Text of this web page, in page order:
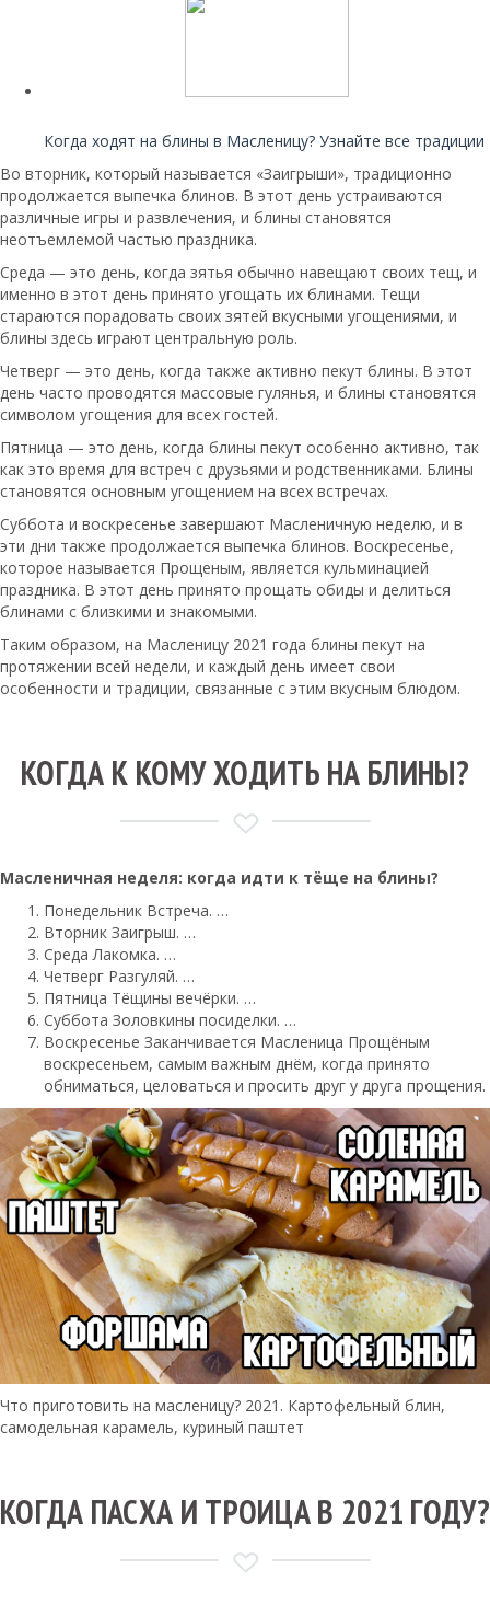
Когда ходят на блины в Масленицу? Узнайте все традиции
Во вторник, который называется «Заигрыши», традиционно
продолжается выпечка блинов. В этот день устраиваются
различные игры и развлечения, и блины становятся
неотъемлемой частью праздника.
Среда — это день, когда зятья обычно навещают своих тещ, и
именно в этот день принято угощать их блинами. Тещи
стараются порадовать своих зятей вкусными угощениями, и
блины здесь играют центральную роль.
Четверг — это день, когда также активно пекут блины. В этот
день часто проводятся массовые гулянья, и блины становятся
символом угощения для всех гостей.
Пятница — это день, когда блины пекут особенно активно, так
как это время для встреч с друзьями и родственниками. Блины
становятся основным угощением на всех встречах.
Суббота и воскресенье завершают Масленичную неделю, и в
эти дни также продолжается выпечка блинов. Воскресенье,
которое называется Прощеным, является кульминацией
праздника. В этот день принято прощать обиды и делиться
блинами с близкими и знакомыми.
Таким образом, на Масленицу 2021 года блины пекут на
протяжении всей недели, и каждый день имеет свои
особенности и традиции, связанные с этим вкусным блюдом.
КОГДА К КОМУ ХОДИТЬ НА БЛИНЫ?
Масленичная неделя: когда идти к тёще на блины?
Понедельник Встреча. …
Вторник Заигрыш. …
Среда Лакомка. …
Четверг Разгуляй. …
Пятница Тёщины вечёрки. …
Суббота Золовкины посиделки. …
Воскресенье Заканчивается Масленица Прощёным
воскресеньем, самым важным днём, когда принято
обниматься, целоваться и просить друг у друга прощения.
Что приготовить на масленицу? 2021. Картофельный блин,
самодельная карамель, куриный паштет
КОГДА ПАСХА И ТРОИЦА В 2021 ГОДУ?